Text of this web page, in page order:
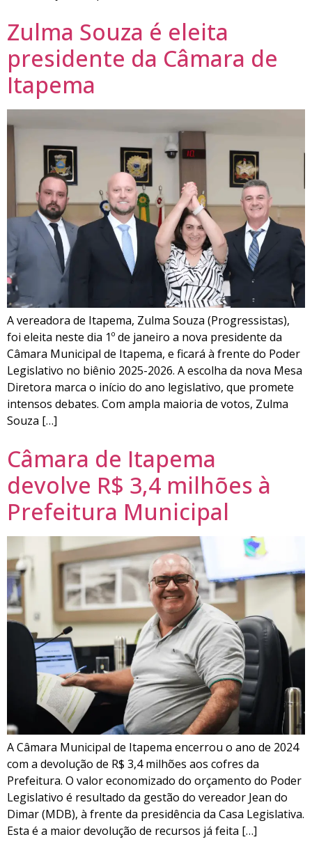
Zulma Souza é eleita
presidente da Câmara de
Itapema
A vereadora de Itapema, Zulma Souza (Progressistas),
foi eleita neste dia 1º de janeiro a nova presidente da
Câmara Municipal de Itapema, e ficará à frente do Poder
Legislativo no biênio 2025-2026. A escolha da nova Mesa
Diretora marca o início do ano legislativo, que promete
intensos debates. Com ampla maioria de votos, Zulma
Souza […]
Câmara de Itapema
devolve R$ 3,4 milhões à
Prefeitura Municipal
A Câmara Municipal de Itapema encerrou o ano de 2024
com a devolução de R$ 3,4 milhões aos cofres da
Prefeitura. O valor economizado do orçamento do Poder
Legislativo é resultado da gestão do vereador Jean do
Dimar (MDB), à frente da presidência da Casa Legislativa.
Esta é a maior devolução de recursos já feita […]